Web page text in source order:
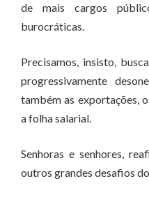
de mais cargos
burocráticas.
Precisamos, insisto,
progressivamente
também as exportações,
a folha salarial.
Senhoras e senhores,
outros grandes desafios